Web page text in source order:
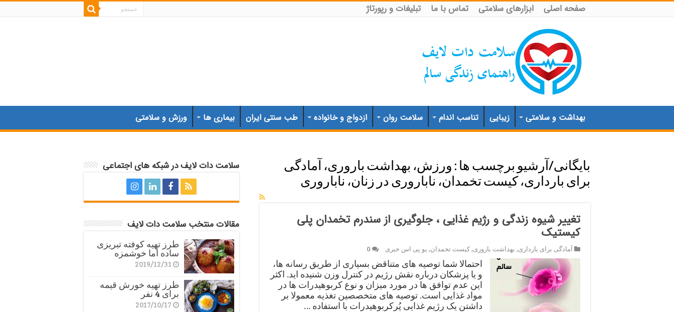
صفحه اصلی ابزارهای سلامتی تماس با ما تبلیغات و رپورتاژ
بهداشت و سلامتی زیبایی تناسب اندام سلامت روان ازدواج و خانواده طب سنتی ایران بیماری ها ورزش و سلامتی
بایگانی/آرشیو برچسب ها : ورزش، بهداشت باروری، آمادگی
برای بارداری، کیست تخمدان، ناباروری در زنان، ناباروری
تغییر شیوه زندگی و رژیم غذایی ، جلوگیری از سندرم تخمدان پلی
کیستیک
آمادگی برای بارداری, بهداشت باروری,کیست تخمدان, یو پی اس خبری 0
احتمالا شما توصیه های متناقض بسیاری از طریق رسانه ها،
و یا پزشکان درباره نقش رژیم در کنترل وزن شنیده اید. اکثر
این عدم توافق ها در مورد میزان و نوع کربوهیدرات ها در
مواد غذایی است. توصیه های متخصصین تغذیه معمولا بر
داشتن یک رژیم غذایی پُرکربوهیدرات با استفاده …
سلامت دات لایف در شبکه های اجتماعی
مقالات منتخب سلامت دات لایف
طرز تهیه کوفته تبریزی
ساده اما خوشمزه
2019/12/31
طرز تهیه خورش قیمه
برای 4 نفر
2017/10/17